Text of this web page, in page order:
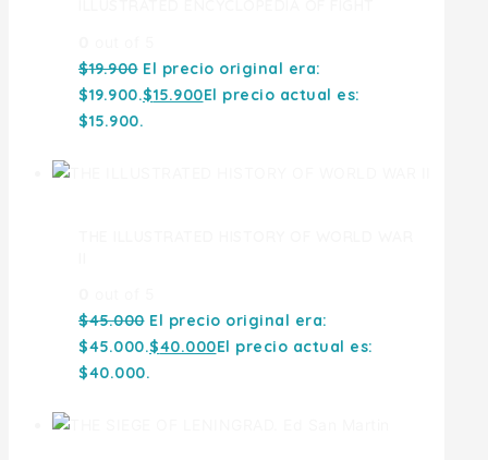
$19.900 El precio original era:
$19.900.$15.900El precio actual es:
$15.900.
$45.000 El precio original era:
$45.000.$40.000El precio actual es:
$40.000.